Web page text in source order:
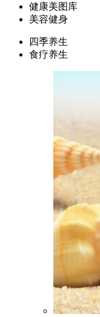
健康美图库
美容健身
四季养生
食疗养生